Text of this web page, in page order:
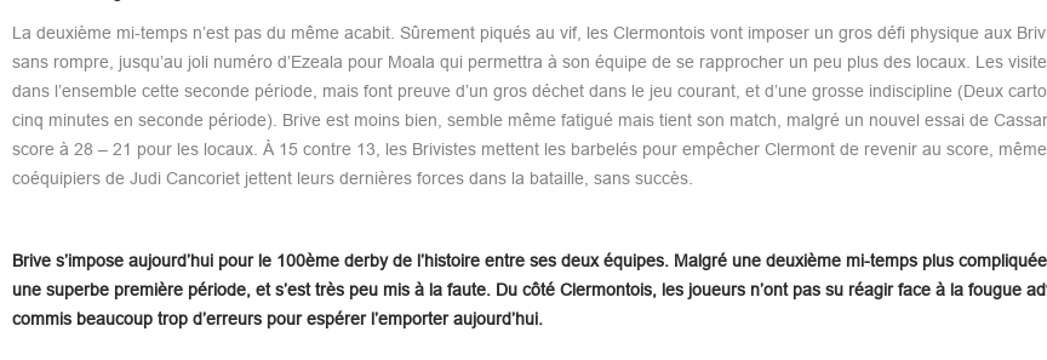
La deuxième mi-temps n’est pas du même acabit. Sûrement piqués au vif, les Clermontois vont imposer un gros défi physique aux
sans rompre, jusqu’au joli numéro d’Ezeala pour Moala qui permettra à son équipe de se rapprocher un peu plus des locaux. Les
dans l’ensemble cette seconde période, mais font preuve d’un gros déchet dans le jeu courant, et d’une grosse indiscipline (Deux
cinq minutes en seconde période). Brive est moins bien, semble même fatigué mais tient son match, malgré un nouvel essai de
score à 28 – 21 pour les locaux. À 15 contre 13, les Brivistes mettent les barbelés pour empêcher Clermont de revenir au score,
coéquipiers de Judi Cancoriet jettent leurs dernières forces dans la bataille, sans succès.
Brive s’impose aujourd’hui pour le 100ème derby de l’histoire entre ses deux équipes. Malgré une deuxième mi-temps plus
une superbe première période, et s’est très peu mis à la faute. Du côté Clermontois, les joueurs n’ont pas su réagir face à la fougue
commis beaucoup trop d’erreurs pour espérer l’emporter aujourd’hui.